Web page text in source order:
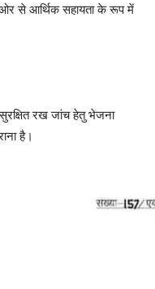
ओर से आर्थिक सहायता के रूप में
रख जांच हेतु भेजना
है।